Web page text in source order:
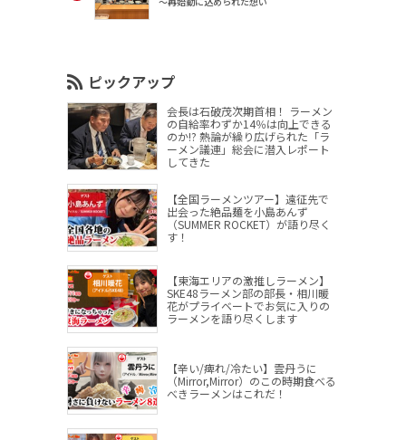
ピックアップ
会長は石破茂次期首相！ ラーメン
の自給率わずか14％は向上できる
のか!? 熱論が繰り広げられた「ラ
ーメン議連」総会に潜入レポート
してきた
【全国ラーメンツアー】遠征先で
出会った絶品麺を小島あんず
（SUMMER ROCKET）が語り尽く
す！
【東海エリアの激推しラーメン】
SKE48ラーメン部の部長・相川暖
花がプライベートでお気に入りの
ラーメンを語り尽くします
【辛い/痺れ/冷たい】雲丹うに
（Mirror,Mirror）のこの時期食べる
べきラーメンはこれだ！